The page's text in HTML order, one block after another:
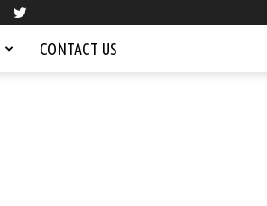
CONTACT US